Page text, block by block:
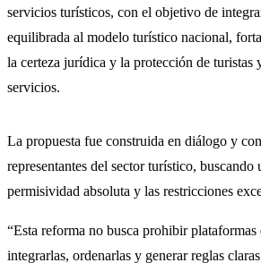
servicios turísticos, con el objetivo de
equilibrada al modelo turístico nacional,
la certeza jurídica y la protección de turistas
servicios.
La propuesta fue construida en diálogo y
representantes del sector turístico,
permisividad absoluta y las restricciones
“Esta reforma no busca prohibir plataformas
integrarlas, ordenarlas y generar reglas